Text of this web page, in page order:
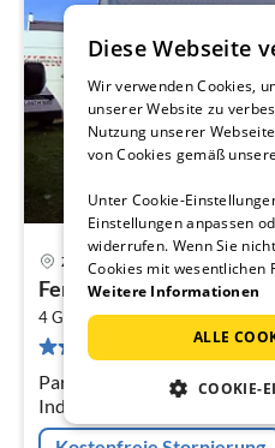
Zerpenschleuse
Ferienhaus Sanibel mit
4 Gäste55 m22Schlafzimmer
20
Parterre: (offene
Induktion), Wasserkocher,
Kaffeemaschine, Backofen,
Diese Webseite
Wir verwenden Cookies,
unserer Website zu
Nutzung unserer
von Cookies gemäß
Unter Cookie-
Einstellungen anpassen
widerrufen. Wenn Sie
Cookies mit wesentlichen
Weitere Informationen
ALLE
COOKIE-